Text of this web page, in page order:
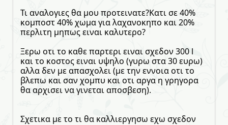
Τι αναλογιες θα μου προτεινατε?Κατι σε 40%
κομποστ 40% χωμα για λαχανοκηπο και 20%
περλιτη μηπως ειναι καλυτερο?
Ξερω οτι το καθε παρτερι ειναι σχεδον 300 l
και το κοστος ειναι υψηλο (γυρω στα 30 ευρω)
αλλα δεν με απασχολει (με την εννοια οτι το
βλεπω και σαν χομπυ και οτι αργα η γρηγορα
θα αρχισει να γινεται αποσβεση).
Σχετικα με το τι θα καλλιεργησω εχω σχεδον